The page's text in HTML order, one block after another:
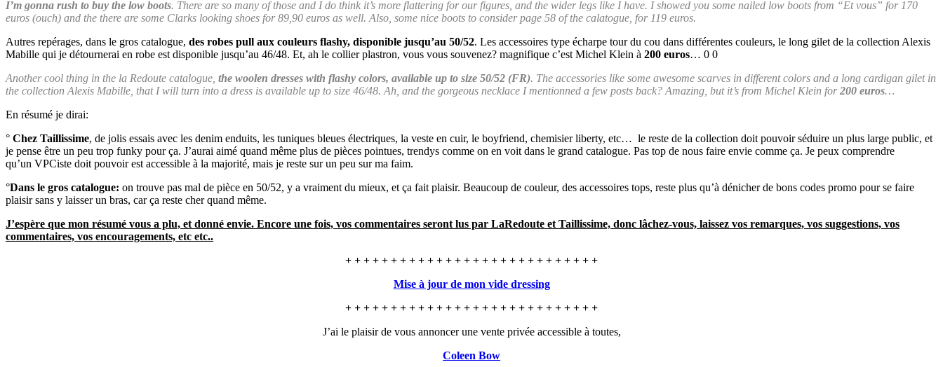
I’m gonna rush to buy the low boots. There are so many of those and I do think it’s more flattering for our figures, and the wider legs like I have. I showed you some nailed low boots from “Et vous” for 170
euros (ouch) and the there are some Clarks looking shoes for 89,90 euros as well. Also, some nice boots to consider page 58 of the calatogue, for 119 euros.
Autres repérages, dans le gros catalogue, des robes pull aux couleurs flashy, disponible jusqu’au 50/52. Les accessoires type écharpe tour du cou dans différentes couleurs, le long gilet de la collection Alexis
Mabille qui je détournerai en robe est disponible jusqu’au 46/48. Et, ah le collier plastron, vous vous souvenez? magnifique c’est Michel Klein à 200 euros… 0 0
Another cool thing in the la Redoute catalogue, the woolen dresses with flashy colors, available up to size 50/52 (FR). The accessories like some awesome scarves in different colors and a long cardigan gilet in
the collection Alexis Mabille, that I will turn into a dress is available up to size 46/48. Ah, and the gorgeous necklace I mentionned a few posts back? Amazing, but it’s from Michel Klein for200 euros…
En résumé je dirai:
° Chez Taillissime, de jolis essais avec les denim enduits, les tuniques bleues électriques, la veste en cuir, le boyfriend, chemisier liberty, etc… le reste de la collection doit pouvoir séduire un plus large public, et
je pense être un peu trop funky pour ça. J’aurai aimé quand même plus de pièces pointues, trendys comme on en voit dans le grand catalogue. Pas top de nous faire envie comme ça. Je peux comprendre
qu’un VPCiste doit pouvoir est accessible à la majorité, mais je reste sur un peu sur ma faim.
°Dans le gros catalogue: on trouve pas mal de pièce en 50/52, y a vraiment du mieux, et ça fait plaisir. Beaucoup de couleur, des accessoires tops, reste plus qu’à dénicher de bons codes promo pour se faire
plaisir sans y laisser un bras, car ça reste cher quand même.
J’espère que mon résumé vous a plu, et donné envie. Encore une fois, vos commentaires seront lus par LaRedoute et Taillissime, donc lâchez-vous, laissez vos remarques, vos suggestions, vos
commentaires, vos encouragements, etc etc..
+ + + + + + + + + + + + + + + + + + + + + + + + + + + +
Mise à jour de mon vide dressing
+ + + + + + + + + + + + + + + + + + + + + + + + + + + +
J’ai le plaisir de vous annoncer une vente privée accessible à toutes,
Coleen Bow